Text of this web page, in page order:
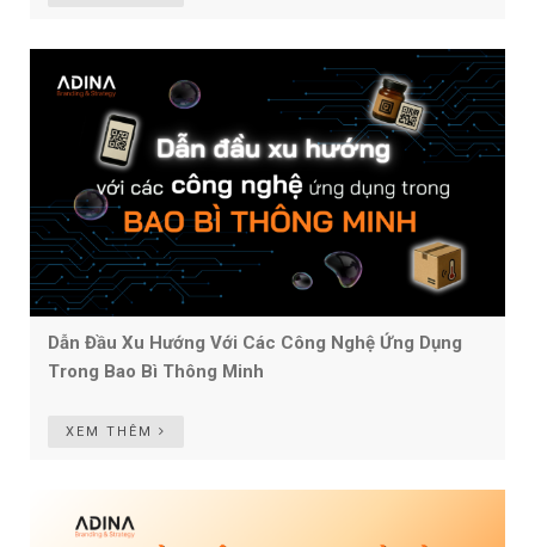
Dẫn Đầu Xu Hướng Với Các Công Nghệ Ứng Dụng
Trong Bao Bì Thông Minh
XEM THÊM